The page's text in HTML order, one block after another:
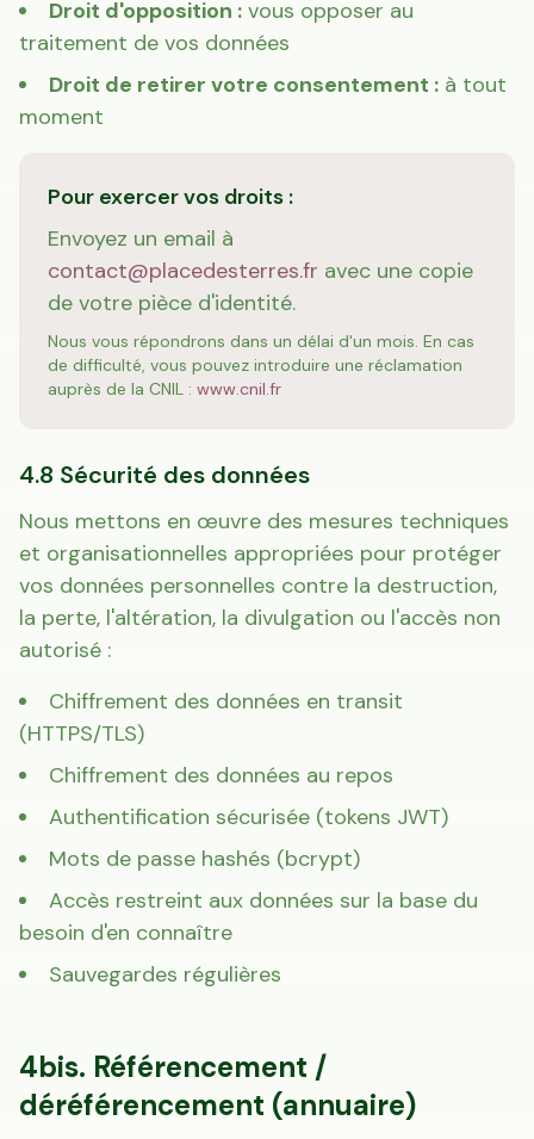
Droit d'opposition : vous opposer au
traitement de vos données
Droit de retirer votre consentement : à tout
moment
Pour exercer vos droits :
Envoyez un email à
contact@placedesterres.fr avec une copie
de votre pièce d'identité.
Nous vous répondrons dans un délai d'un mois. En cas
de difficulté, vous pouvez introduire une réclamation
auprès de la CNIL : www.cnil.fr
4.8 Sécurité des données
Nous mettons en œuvre des mesures techniques
et organisationnelles appropriées pour protéger
vos données personnelles contre la destruction,
la perte, l'altération, la divulgation ou l'accès non
autorisé :
Chiffrement des données en transit
(HTTPS/TLS)
Chiffrement des données au repos
Authentification sécurisée (tokens JWT)
Mots de passe hashés (bcrypt)
Accès restreint aux données sur la base du
besoin d'en connaître
Sauvegardes régulières
4bis. Référencement /
déréférencement (annuaire)